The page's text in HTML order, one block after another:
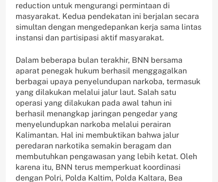
reduction untuk mengurangi permintaan di
masyarakat. Kedua pendekatan ini berjalan secara
simultan dengan mengedepankan kerja sama lintas
instansi dan partisipasi aktif masyarakat.
Dalam beberapa bulan terakhir, BNN bersama
aparat penegak hukum berhasil menggagalkan
berbagai upaya penyelundupan narkoba, termasuk
yang dilakukan melalui jalur laut. Salah satu
operasi yang dilakukan pada awal tahun ini
berhasil menangkap jaringan pengedar yang
menyelundupkan narkoba melalui perairan
Kalimantan. Hal ini membuktikan bahwa jalur
peredaran narkotika semakin beragam dan
membutuhkan pengawasan yang lebih ketat. Oleh
karena itu, BNN terus memperkuat koordinasi
dengan Polri, Polda Kaltim, Polda Kaltara, Bea